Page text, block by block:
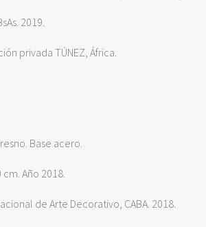
2019.
privada TÚNEZ, África.
Base acero.
cm. Año 2018.
de Arte Decorativo, CABA. 2018.